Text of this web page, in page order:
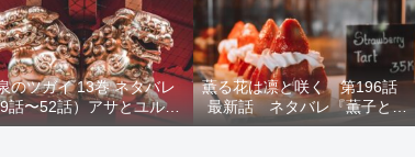
のツガイ 13巻 ネタバレ
話〜52話）アサとユルが
！西ノ村の真実とヒカル
薫る花は凛と咲く 第196話
最新話 ネタバレ『薫子とま
どか』